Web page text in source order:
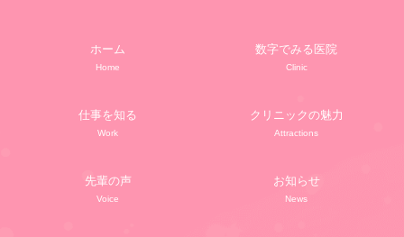
ホーム 数字でみる医院
仕事を知る クリニックの魅力
先輩の声 お知らせ